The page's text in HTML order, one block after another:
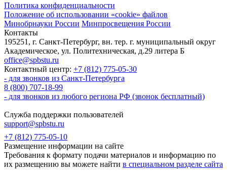
Политика конфиденциальности
Положение об использовании «cookie» файлов
Минобрнауки России Минпросвещения России
Контакты
195251, г. Санкт-Петербург, вн. тер. г. муниципальный округ
Академическое, ул. Политехническая, д.29 литера Б
office@spbstu.ru
Контактный центр: +7 (812) 775-05-30
- для звонков из Санкт-Петербурга
8 (800) 707-18-99
- для звонков из любого региона РФ (звонок бесплатный)
Служба поддержки пользователей
support@spbstu.ru
+7 (812) 775-05-10
Размещение информации на сайте
Требования к формату подачи материалов и информацию по
их размещению вы можете найти в специальном разделе сайта